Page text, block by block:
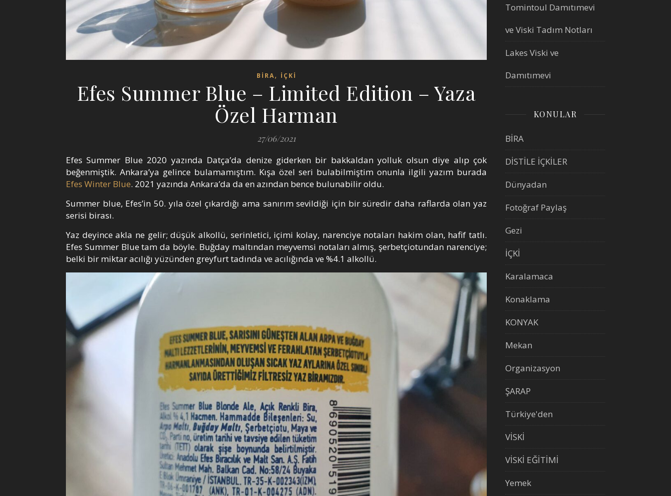
BİRA, İÇKİ
Efes Summer Blue – Limited Edition – Yaza
Özel Harman
27/06/2021
Efes Summer Blue 2020 yazında Datça’da denize giderken bir bakkaldan yolluk olsun diye alıp çok
beğenmiştik. Ankara’ya gelince bulamamıştım. Kışa özel seri bulabilmiştim onunla ilgili yazım burada
Efes Winter Blue. 2021 yazında Ankara’da da en azından bence bulunabilir oldu.
Summer blue, Efes’in 50. yıla özel çıkardığı ama sanırım sevildiği için bir süredir daha raflarda olan yaz
serisi birası.
Yaz deyince akla ne gelir; düşük alkollü, serinletici, içimi kolay, narenciye notaları hakim olan, hafif tatlı.
Efes Summer Blue tam da böyle. Buğday maltından meyvemsi notaları almış, şerbetçiotundan narenciye;
belki bir miktar acılığı yüzünden greyfurt tadında ve acılığında ve %4.1 alkollü.
Tomintoul Damıtımevi
ve Viski Tadım Notları
Lakes Viski ve
Damıtımevi
KONULAR
BİRA
DİSTİLE İÇKİLER
Dünyadan
Fotoğraf Paylaş
Gezi
İÇKİ
Karalamaca
Konaklama
KONYAK
Mekan
Organizasyon
ŞARAP
Türkiye'den
VİSKİ
VİSKİ EĞİTİMİ
Yemek